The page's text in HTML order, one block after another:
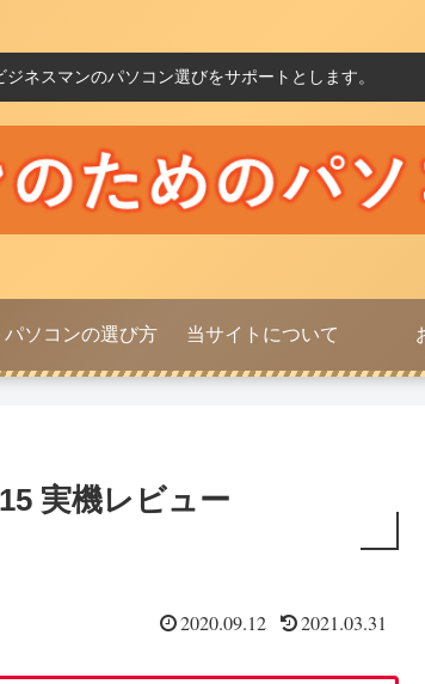
ジネスマンのパソコン選びをサポートとします。
パソコンの選び方 当サイトについて
実機レビュー
2020.09.12
2021.03.31